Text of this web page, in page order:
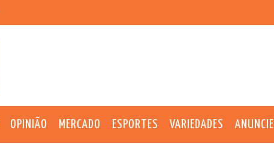
OPINIÃO MERCADO ESPORTES VARIEDADES ANUNCIE